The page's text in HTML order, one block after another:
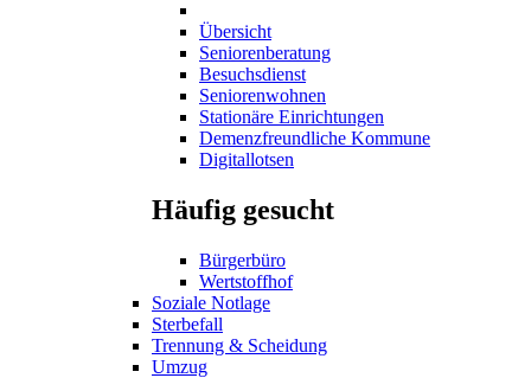
Übersicht
Seniorenberatung
Besuchsdienst
Seniorenwohnen
Stationäre Einrichtungen
Demenzfreundliche Kommune
Digitallotsen
Häufig gesucht
Bürgerbüro
Wertstoffhof
Soziale Notlage
Sterbefall
Trennung & Scheidung
Umzug